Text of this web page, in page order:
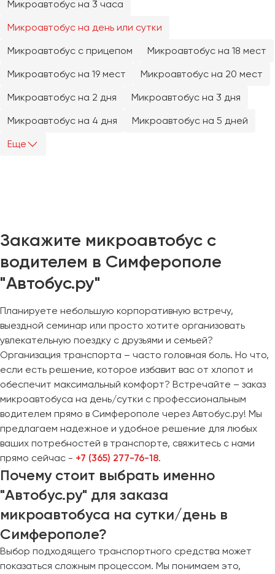
Микроавтобус на 3 часа
Микроавтобус на день или сутки
Микроавтобус с прицепом
Микроавтобус на 18 мест
Микроавтобус на 19 мест
Микроавтобус на 20 мест
Микроавтобус на 2 дня
Микроавтобус на 3 дня
Микроавтобус на 4 дня
Микроавтобус на 5 дней
Еще
Закажите микроавтобус с
водителем в Симферополе
"Автобус.ру"
Планируете небольшую корпоративную встречу,
выездной семинар или просто хотите организовать
увлекательную поездку с друзьями и семьей?
Организация транспорта – часто головная боль. Но что,
если есть решение, которое избавит вас от хлопот и
обеспечит максимальный комфорт? Встречайте – заказ
микроавтобуса на день/сутки с профессиональным
водителем прямо в Симферополе через Автобус.ру! Мы
предлагаем надежное и удобное решение для любых
ваших потребностей в транспорте, свяжитесь с нами
прямо сейчас - +7 (365) 277-76-18.
Почему стоит выбрать именно
"Автобус.ру" для заказа
микроавтобуса на сутки/день в
Симферополе?
Выбор подходящего транспортного средства может
показаться сложным процессом. Мы понимаем это,
Челябинск
Череповец
Якутск